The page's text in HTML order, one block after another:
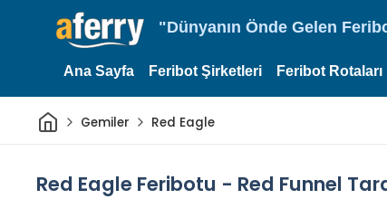
"Dünyanın Önde Gelen
Ana Sayfa Feribot Şirketleri Feribot Rotaları
Ev Gemiler Red Eagle
Red Eagle Feribotu - Red Funnel